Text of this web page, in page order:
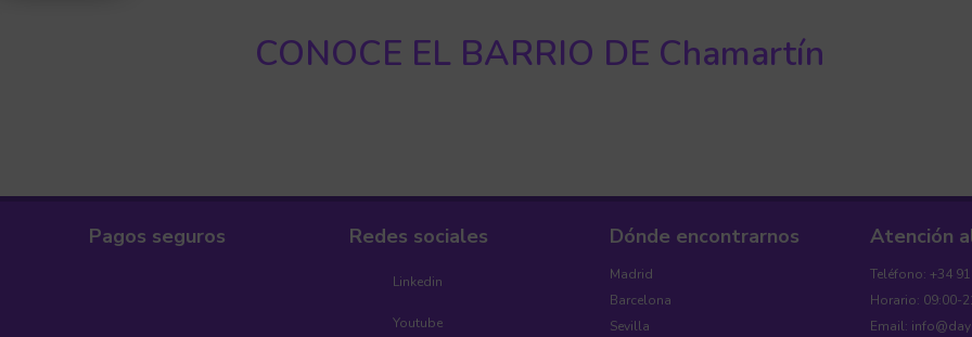
CONOCE EL BARRIO DE Chamartín
Pagos seguros Redes sociales
Linkedin
Youtube
Dónde encontrarnos
Madrid
Barcelona
Sevilla
Atención
Teléfono: +34
Horario: 09:00-
Email: